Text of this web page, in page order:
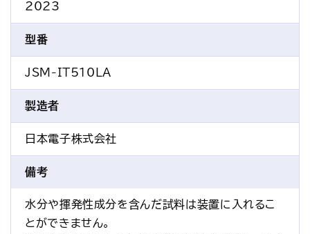
2023
型番
JSM-IT510LA
製造者
日本電子株式会社
備考
水分や揮発性成分を含んだ試料は装置に入れるこ
とができません。